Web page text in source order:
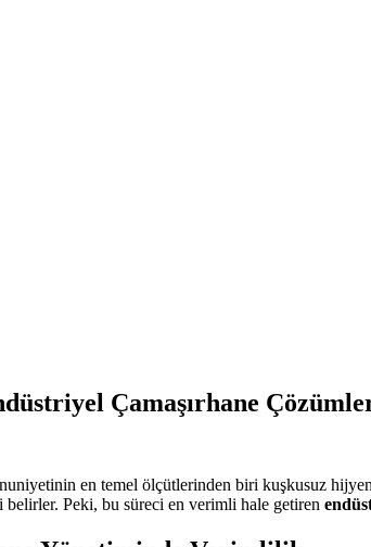
Çamaşırhane
en temel ölçütlerinden biri kuşkusuz
Peki, bu süreci en verimli hale getiren